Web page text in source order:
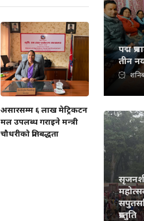
असारसम्म ६ लाख मेट्रिकटन
मल उपलब्ध गराइने मन्त्री
चौधरीको प्रतिबद्धता
पद्म
तीन
प्रस्तुति